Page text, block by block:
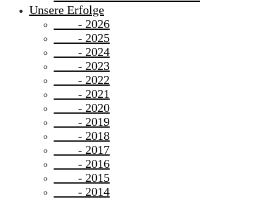
Unsere Erfolge
- 2026
- 2025
- 2024
- 2023
- 2022
- 2021
- 2020
- 2019
- 2018
- 2017
- 2016
- 2015
- 2014